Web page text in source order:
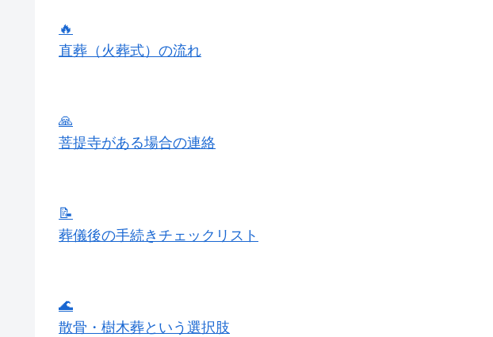
🔥
直葬（火葬式）の流れ
🙏
菩提寺がある場合の連絡
📝
葬儀後の手続きチェックリスト
🌊
散骨・樹木葬という選択肢